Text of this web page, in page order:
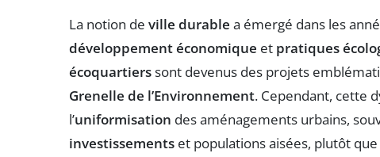
La notion de ville durable a émergé dans les
développement économique et pratiques
écoquartierssont devenus des projets
Grenelle de l’Environnement. Cependant, cette
l’uniformisation des aménagements urbains,
investissements et populations aisées, plutôt